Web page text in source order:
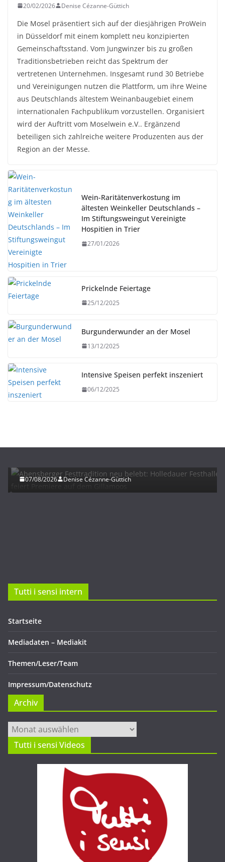
20/02/2026 Denise Cézanne-Güttich
Die Mosel präsentiert sich auf der diesjährigen ProWein
in Düsseldorf mit einem komplett neu konzipierten
Gemeinschaftsstand. Vom Jungwinzer bis zu großen
Traditionsbetrieben reicht das Spektrum der
vertretenen Unternehmen. Insgesamt rund 30 Betriebe
und Vereinigungen nutzen die Plattform, um ihre Weine
aus Deutschlands ältestem Weinanbaugebiet einem
internationalen Fachpublikum vorzustellen. Organisiert
wird der Auftritt vom Moselwein e.V.. Ergänzend
beteiligen sich zahlreiche weitere Produzenten aus der
Region an der Messe.
Wein-Raritätenverkostung im
ältesten Weinkeller Deutschlands –
Im Stiftungsweingut Vereinigte
Hospitien in Trier
27/01/2026
Prickelnde Feiertage
25/12/2025
Burgunderwunder an der Mosel
13/12/2025
Intensive Speisen perfekt inszeniert
06/12/2025
07/08/2026 Denise Cézanne-Güttich
Tutti i sensi intern
Startseite
Mediadaten – Mediakit
Themen/Leser/Team
Impressum/Datenschutz
Archiv
Archiv
Tutti i sensi Videos